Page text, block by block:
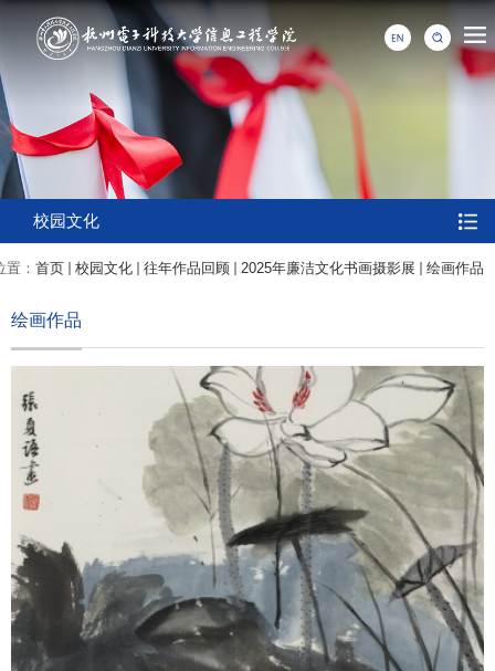
校园文化
置： 首页 校园文化 往年作品回顾 2025年廉洁文化书画摄影展 绘画作品
绘画作品